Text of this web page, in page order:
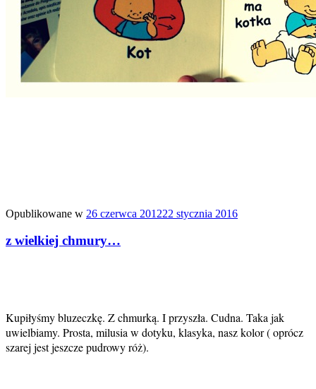
Opublikowane w 26 czerwca 201222 stycznia 2016
z wielkiej chmury…
Kupiłyśmy bluzeczkę. Z chmurką. I przyszła. Cudna. Taka jak
uwielbiamy. Prosta, milusia w dotyku, klasyka, nasz kolor ( oprócz
szarej jest jeszcze pudrowy róż).